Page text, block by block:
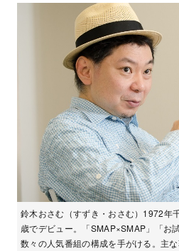
鈴木おさむ（すずき・おさむ）1972年
歳でデビュー。「SMAP×SMAP」「お
数々の人気番組の構成を手がける。主